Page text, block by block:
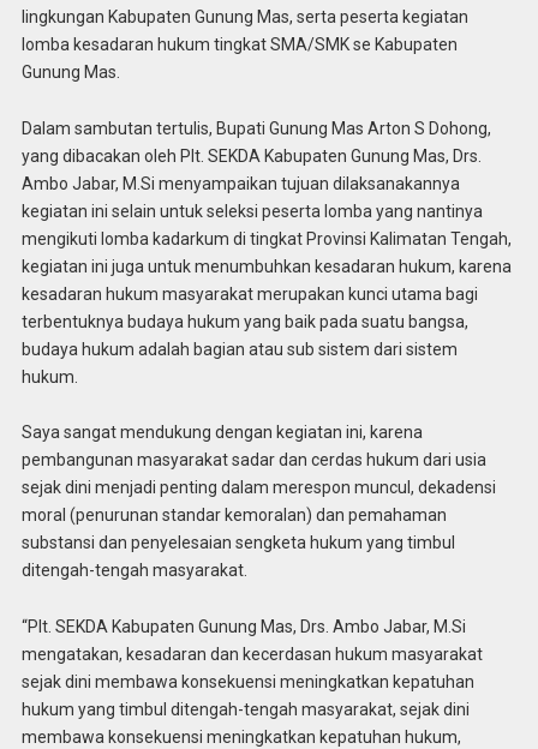
lingkungan Kabupaten Gunung Mas, serta peserta kegiatan
lomba kesadaran hukum tingkat SMA/SMK se Kabupaten
Gunung Mas.
Dalam sambutan tertulis, Bupati Gunung Mas Arton S Dohong,
yang dibacakan oleh Plt. SEKDA Kabupaten Gunung Mas, Drs.
Ambo Jabar, M.Si menyampaikan tujuan dilaksanakannya
kegiatan ini selain untuk seleksi peserta lomba yang nantinya
mengikuti lomba kadarkum di tingkat Provinsi Kalimatan Tengah,
kegiatan ini juga untuk menumbuhkan kesadaran hukum, karena
kesadaran hukum masyarakat merupakan kunci utama bagi
terbentuknya budaya hukum yang baik pada suatu bangsa,
budaya hukum adalah bagian atau sub sistem dari sistem
hukum.
Saya sangat mendukung dengan kegiatan ini, karena
pembangunan masyarakat sadar dan cerdas hukum dari usia
sejak dini menjadi penting dalam merespon muncul, dekadensi
moral (penurunan standar kemoralan) dan pemahaman
substansi dan penyelesaian sengketa hukum yang timbul
ditengah-tengah masyarakat.
“Plt. SEKDA Kabupaten Gunung Mas, Drs. Ambo Jabar, M.Si
mengatakan, kesadaran dan kecerdasan hukum masyarakat
sejak dini membawa konsekuensi meningkatkan kepatuhan
hukum yang timbul ditengah-tengah masyarakat, sejak dini
membawa konsekuensi meningkatkan kepatuhan hukum,